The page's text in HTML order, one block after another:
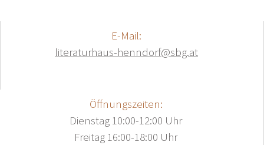
E-Mail:
literaturhaus-henndorf@sbg.at
Öffnungszeiten:
Dienstag 10:00-12:00 Uhr
Freitag 16:00-18:00 Uhr